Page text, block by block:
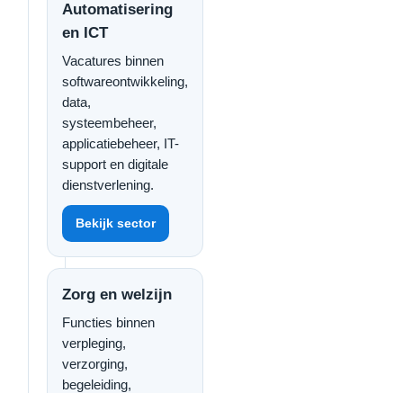
Automatisering
en ICT
Vacatures binnen
softwareontwikkeling,
data,
systeembeheer,
applicatiebeheer, IT-
support en digitale
dienstverlening.
Bekijk sector
Zorg en welzijn
Functies binnen
verpleging,
verzorging,
begeleiding,